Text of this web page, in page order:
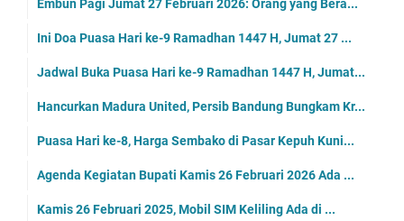
Embun Pagi Jumat 27 Februari 2026: Orang yang Bera...
Ini Doa Puasa Hari ke-9 Ramadhan 1447 H, Jumat 27 ...
Jadwal Buka Puasa Hari ke-9 Ramadhan 1447 H, Jumat...
Hancurkan Madura United, Persib Bandung Bungkam Kr...
Puasa Hari ke-8, Harga Sembako di Pasar Kepuh Kuni...
Agenda Kegiatan Bupati Kamis 26 Februari 2026 Ada ...
Kamis 26 Februari 2025, Mobil SIM Keliling Ada di ...